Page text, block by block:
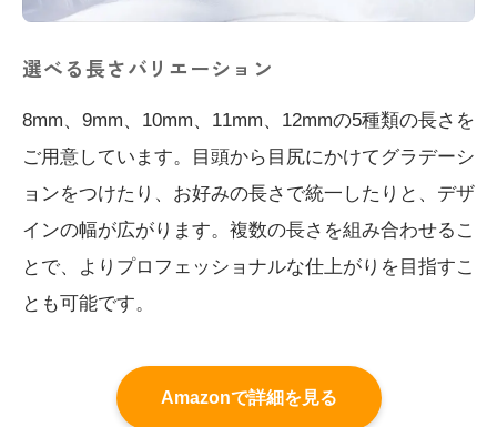
選べる長さバリエーション
8mm、9mm、10mm、11mm、12mmの5種類の長さを
ご用意しています。目頭から目尻にかけてグラデーシ
ョンをつけたり、お好みの長さで統一したりと、デザ
インの幅が広がります。複数の長さを組み合わせるこ
とで、よりプロフェッショナルな仕上がりを目指すこ
とも可能です。
Amazonで詳細を見る